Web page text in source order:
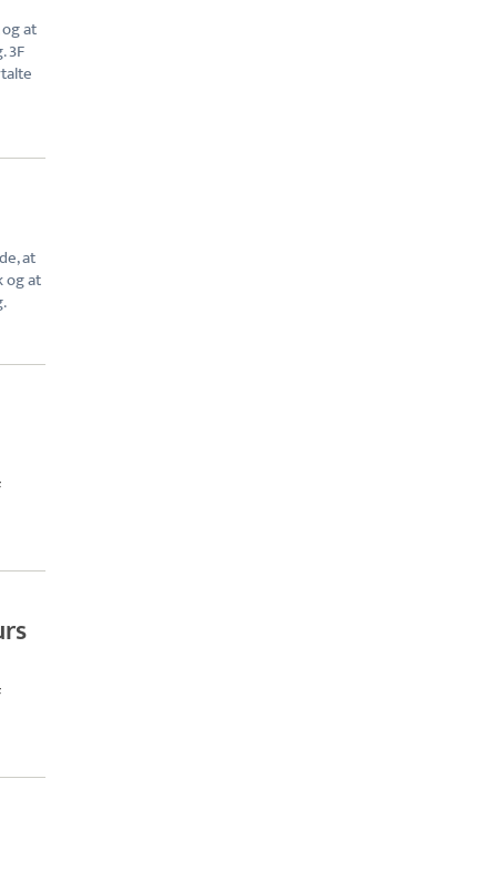
at
3F
at
og at